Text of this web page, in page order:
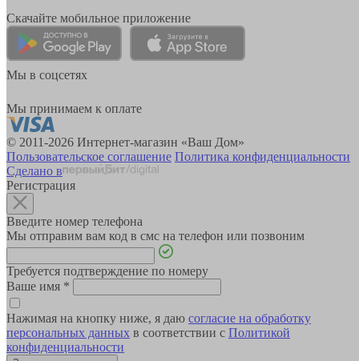
Скачайте мобильное приложение
Мы в соцсетях
Мы принимаем к оплате
© 2011-2026 Интернет-магазин «Ваш Дом»
Пользовательское соглашение Политика конфиденциальности
Сделано в
Регистрация
Введите номер телефона
Мы отправим вам код в смс на телефон или позвоним
Требуется подтверждение по номеру
Ваше имя *
Нажимая на кнопку ниже, я даю согласие на обработку
персональных данных в соответствии с Политикой
конфиденциальности